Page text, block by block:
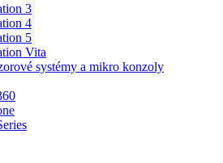
3
4
5
Vita
systémy a mikro konzoly